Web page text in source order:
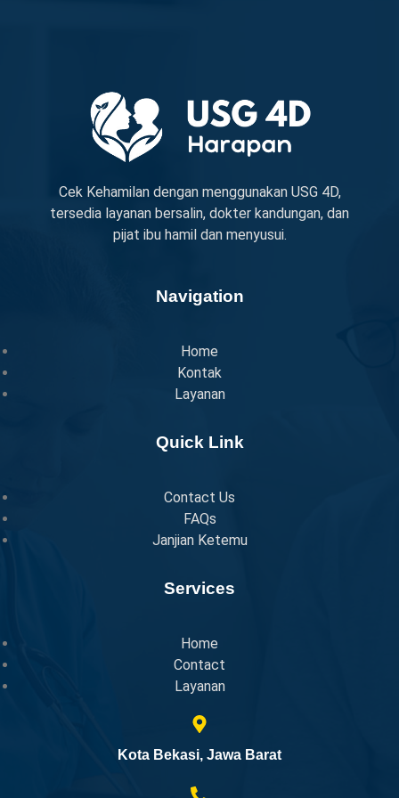
Cek Kehamilan dengan menggunakan USG 4D,
tersedia layanan bersalin, dokter kandungan, dan
pijat ibu hamil dan menyusui.
Navigation
Home
Kontak
Layanan
Quick Link
Contact Us
FAQs
Janjian Ketemu
Services
Home
Contact
Layanan
Kota Bekasi, Jawa Barat